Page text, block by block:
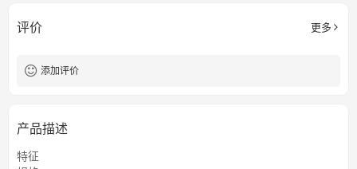
保证
尺寸 960x420x1400mm
评价 更多
添加评价
产品描述
特征